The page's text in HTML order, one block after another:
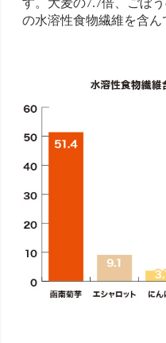
す。大麦の7.7倍、ごぼ
の水溶性食物繊維を含ん